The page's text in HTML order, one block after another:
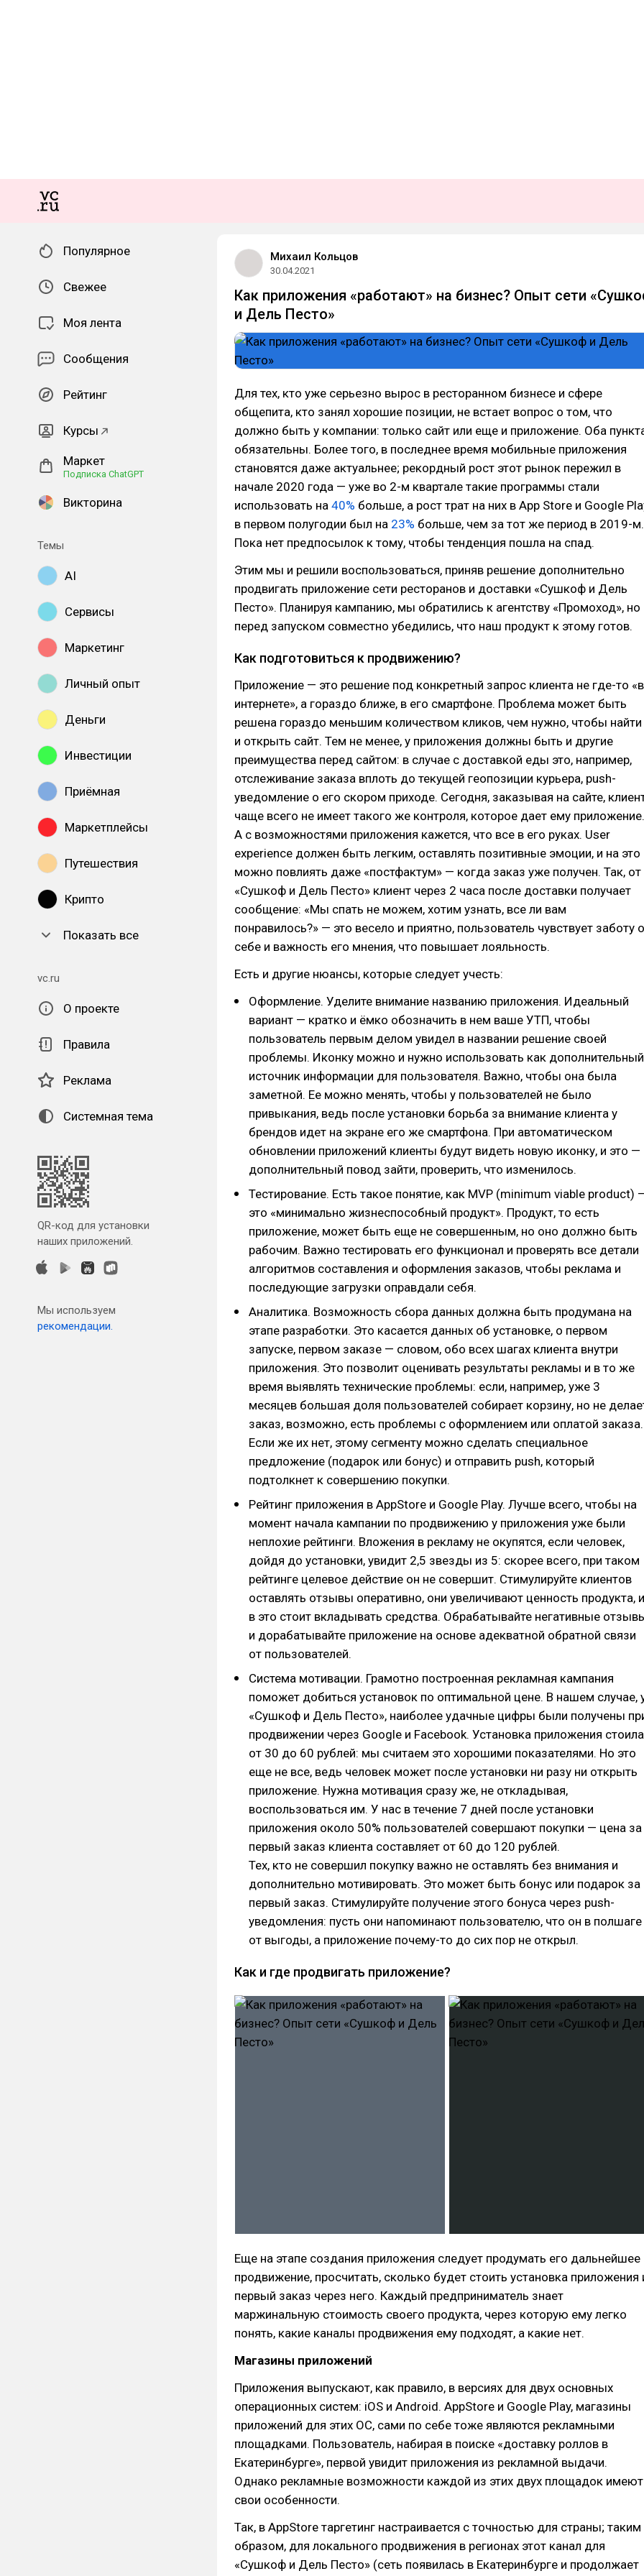
Популярное
Свежее
Моя лента
Сообщения
Рейтинг
Курсы
Маркет
Подписка ChatGPT
Викторина
Темы
AI
Сервисы
Маркетинг
Личный опыт
Деньги
Инвестиции
Приёмная
Маркетплейсы
Путешествия
Крипто
Показать все
vc.ru
О проекте
Правила
Реклама
Системная тема
QR-код для установки
наших приложений.
Мы используем
рекомендации.
Михаил Кольцов
30.04.2021
Как приложения «работают» на бизнес? Опыт сети
и Дель Песто»
Для тех, кто уже серьезно вырос в ресторанном бизнесе и сфере
общепита, кто занял хорошие позиции, не встает вопрос о том, что
должно быть у компании: только сайт или еще и приложение. Оба
обязательны. Более того, в последнее время мобильные приложения
становятся даже актуальнее; рекордный рост этот рынок пережил в
начале 2020 года — уже во 2-м квартале такие программы стали
использовать на 40% больше, а рост трат на них в App Store и Google
в первом полугодии был на 23% больше, чем за тот же период в 2019-м.
Пока нет предпосылок к тому, чтобы тенденция пошла на спад.
Этим мы и решили воспользоваться, приняв решение дополнительно
продвигать приложение сети ресторанов и доставки «Сушкоф и Дель
Песто». Планируя кампанию, мы обратились к агентству «Промоход», но
перед запуском совместно убедились, что наш продукт к этому готов.
Как подготовиться к продвижению?
Приложение — это решение под конкретный запрос клиента не где-то «в
интернете», а гораздо ближе, в его смартфоне. Проблема может быть
решена гораздо меньшим количеством кликов, чем нужно, чтобы найти
и открыть сайт. Тем не менее, у приложения должны быть и другие
преимущества перед сайтом: в случае с доставкой еды это, например,
отслеживание заказа вплоть до текущей геопозиции курьера, push-
уведомление о его скором приходе. Сегодня, заказывая на сайте,
чаще всего не имеет такого же контроля, которое дает ему приложение.
А с возможностями приложения кажется, что все в его руках. User
experience должен быть легким, оставлять позитивные эмоции, и на это
можно повлиять даже «постфактум» — когда заказ уже получен. Так, от
«Сушкоф и Дель Песто» клиент через 2 часа после доставки получает
сообщение: «Мы спать не можем, хотим узнать, все ли вам
понравилось?» — это весело и приятно, пользователь чувствует заботу о
себе и важность его мнения, что повышает лояльность.
Есть и другие нюансы, которые следует учесть:
Оформление. Уделите внимание названию приложения. Идеальный
вариант — кратко и ёмко обозначить в нем ваше УТП, чтобы
пользователь первым делом увидел в названии решение своей
проблемы. Иконку можно и нужно использовать как дополнительный
источник информации для пользователя. Важно, чтобы она была
заметной. Ее можно менять, чтобы у пользователей не было
привыкания, ведь после установки борьба за внимание клиента у
брендов идет на экране его же смартфона. При автоматическом
обновлении приложений клиенты будут видеть новую иконку, и это —
дополнительный повод зайти, проверить, что изменилось.
Тестирование. Есть такое понятие, как MVP (minimum viable product)
это «минимально жизнеспособный продукт». Продукт, то есть
приложение, может быть еще не совершенным, но оно должно быть
рабочим. Важно тестировать его функционал и проверять все детали
алгоритмов составления и оформления заказов, чтобы реклама и
последующие загрузки оправдали себя.
Аналитика. Возможность сбора данных должна быть продумана на
этапе разработки. Это касается данных об установке, о первом
запуске, первом заказе — словом, обо всех шагах клиента внутри
приложения. Это позволит оценивать результаты рекламы и в то же
время выявлять технические проблемы: если, например, уже 3
месяцев большая доля пользователей собирает корзину, но не
заказ, возможно, есть проблемы с оформлением или оплатой заказа.
Если же их нет, этому сегменту можно сделать специальное
предложение (подарок или бонус) и отправить push, который
подтолкнет к совершению покупки.
Рейтинг приложения в AppStore и Google Play. Лучше всего, чтобы на
момент начала кампании по продвижению у приложения уже были
неплохие рейтинги. Вложения в рекламу не окупятся, если человек,
дойдя до установки, увидит 2,5 звезды из 5: скорее всего, при таком
рейтинге целевое действие он не совершит. Стимулируйте клиентов
оставлять отзывы оперативно, они увеличивают ценность продукта, и
в это стоит вкладывать средства. Обрабатывайте негативные
и дорабатывайте приложение на основе адекватной обратной связи
от пользователей.
Система мотивации. Грамотно построенная рекламная кампания
поможет добиться установок по оптимальной цене. В нашем случае,
«Сушкоф и Дель Песто», наиболее удачные цифры были получены
продвижении через Google и Facebook. Установка приложения стоила
от 30 до 60 рублей: мы считаем это хорошими показателями. Но это
еще не все, ведь человек может после установки ни разу ни открыть
приложение. Нужна мотивация сразу же, не откладывая,
воспользоваться им. У нас в течение 7 дней после установки
приложения около 50% пользователей совершают покупки — цена за
первый заказ клиента составляет от 60 до 120 рублей.
Тех, кто не совершил покупку важно не оставлять без внимания и
дополнительно мотивировать. Это может быть бонус или подарок за
первый заказ. Стимулируйте получение этого бонуса через push-
уведомления: пусть они напоминают пользователю, что он в полшаге
от выгоды, а приложение почему-то до сих пор не открыл.
Как и где продвигать приложение?
Еще на этапе создания приложения следует продумать его дальнейшее
продвижение, просчитать, сколько будет стоить установка приложения
первый заказ через него. Каждый предприниматель знает
маржинальную стоимость своего продукта, через которую ему легко
понять, какие каналы продвижения ему подходят, а какие нет.
Магазины приложений
Приложения выпускают, как правило, в версиях для двух основных
операционных систем: iOS и Android. AppStore и Google Play, магазины
приложений для этих ОС, сами по себе тоже являются рекламными
площадками. Пользователь, набирая в поиске «доставку роллов в
Екатеринбурге», первой увидит приложения из рекламной выдачи.
Однако рекламные возможности каждой из этих двух площадок имеют
свои особенности.
Так, в AppStore таргетинг настраивается с точностью для страны; таким
образом, для локального продвижения в регионах этот канал для
«Сушкоф и Дель Песто» (сеть появилась в Екатеринбурге и продолжает